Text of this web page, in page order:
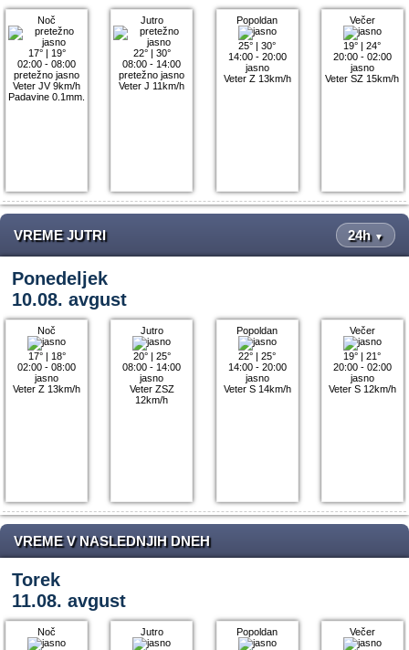
Noč
17°| 19°
02:00 - 08:00
pretežno jasno
Veter JV 9km/h
Padavine 0.1mm.
Jutro
22°| 30°
08:00 - 14:00
pretežno jasno
Veter J 11km/h
Popoldan
25° |30°
14:00 - 20:00
jasno
Veter Z 13km/h
Večer
19° |24°
20:00 - 02:00
jasno
Veter SZ 15km/h
VREME JUTRI 24h ▼
Ponedeljek
10.08. avgust
Noč
17°| 18°
02:00 - 08:00
jasno
Veter Z 13km/h
Jutro
20°| 25°
08:00 - 14:00
jasno
Veter ZSZ
12km/h
Popoldan
22° |25°
14:00 - 20:00
jasno
Veter S 14km/h
Večer
19° |21°
20:00 - 02:00
jasno
Veter S 12km/h
VREME V NASLEDNJIH DNEH
Torek
11.08. avgust
Noč Jutro Popoldan Večer